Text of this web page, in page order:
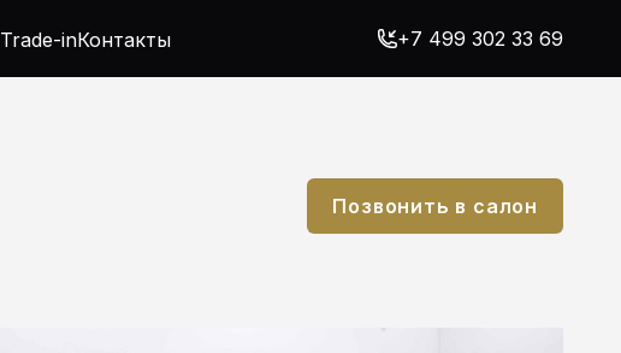
Trade-inКонтакты +7 499 302 33 69
Позвонить в салон